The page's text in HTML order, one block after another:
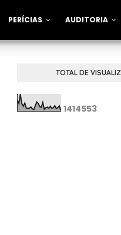
PERÍCIAS AUDITORIA
TOTAL DE
1414553